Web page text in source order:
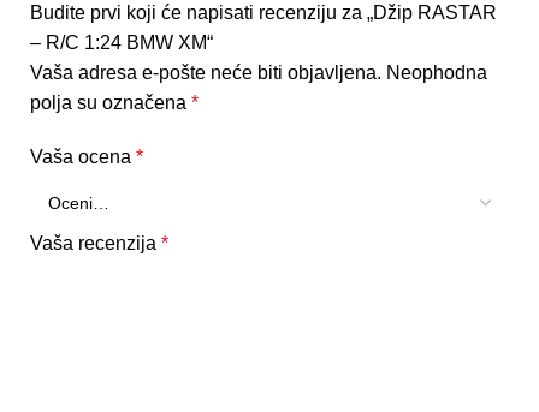
Budite prvi koji će napisati recenziju za „Džip RASTAR
– R/C 1:24 BMW XM“
Vaša adresa e-pošte neće biti objavljena. Neophodna
polja su označena *
Vaša ocena *
Vaša recenzija *